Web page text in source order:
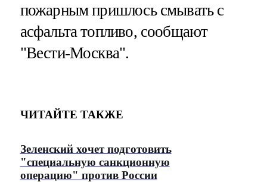
пожарным пришлось смывать с
асфальта топливо, сообщают
"Вести-Москва".
ЧИТАЙТЕ ТАКЖЕ
Зеленский хочет подготовить
"специальную санкционную
операцию" против России